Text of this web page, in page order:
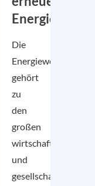
Energien
Die
Energiewende
gehört
zu
den
großen
wirtschaftlichen
und
gesellschaftlichen